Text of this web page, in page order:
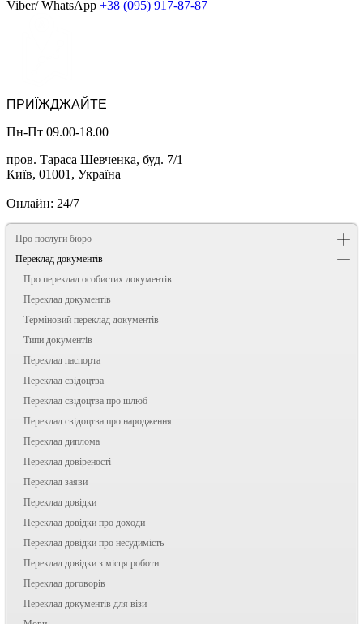
Viber/ WhatsApp +38 (095) 917-87-87
ПРИЇЖДЖАЙТЕ
Пн-Пт 09.00-18.00
пров. Тараса Шевченка, буд. 7/1
Київ, 01001, Україна
Онлайн: 24/7
Про послуги бюро
Переклад документів
Про переклад особистих документів
Переклад документів
Терміновий переклад документів
Типи документів
Переклад паспорта
Переклад свідоцтва
Переклад свідоцтва про шлюб
Переклад свідоцтва про народження
Переклад диплома
Переклад довіреності
Переклад заяви
Переклад довідки
Переклад довідки про доходи
Переклад довідки про несудимість
Переклад довідки з місця роботи
Переклад договорів
Переклад документів для візи